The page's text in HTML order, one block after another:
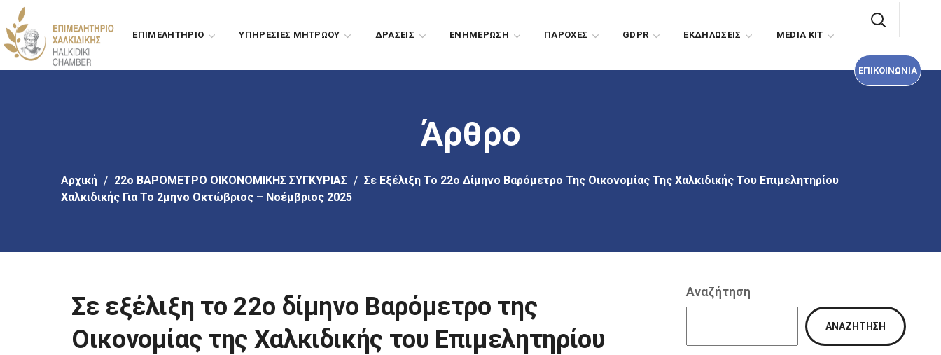
Πήγαινε
στο
κύριο
περιεχόμενο
ΕΠΙΜΕΛΗΤΗΡΙΟ ΥΠΗΡΕΣΙΕΣ ΜΗΤΡΩΟΥ ΔΡΑΣΕΙΣ EΝΗΜΕΡΩΣΗ ΠΑΡΟΧΕΣ GDPR EΚΔΗΛΩΣΕΙΣ MEDIA KIT
ΕΠΙΚΟΙΝΩΝΙΑ
Άρθρο
Αρχική 22ο ΒΑΡΟΜΕΤΡΟ ΟΙΚΟΝΟΜΙΚΗΣ ΣΥΓΚΥΡΙΑΣ
Σε Εξέλιξη Το 22ο Δίμηνο Βαρόμετρο Της Οικονομίας Της Χαλκιδικής Του Επιμελητηρίου
Χαλκιδικής Για Το 2μηνο Οκτώβριος – Νοέμβριος 2025
Σε εξέλιξη το 22ο δίμηνο Βαρόμετρο της
Οικονομίας της Χαλκιδικής του Επιμελητηρίου
Αναζήτηση
ΑΝΑΖΉΤΗΣΗ